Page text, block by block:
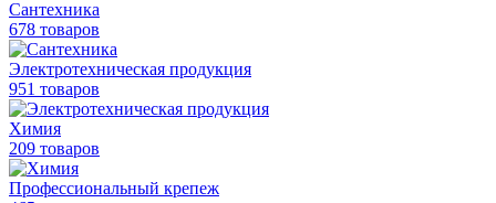
Сантехника
678 товаров
Электротехническая продукция
951 товаров
Химия
209 товаров
Профессиональный крепеж